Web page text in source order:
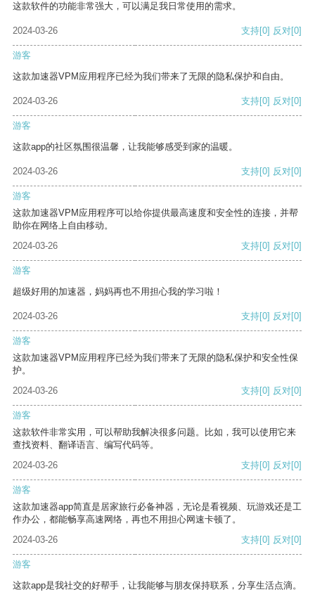
这款软件的功能非常强大，可以满足我日常使用的需求。
2024-03-26 支持[0] 反对[0]
游客
这款加速器VPM应用程序已经为我们带来了无限的隐私保护和自由。
2024-03-26 支持[0] 反对[0]
游客
这款app的社区氛围很温馨，让我能够感受到家的温暖。
2024-03-26 支持[0] 反对[0]
游客
这款加速器VPM应用程序可以给你提供最高速度和安全性的连接，并帮
助你在网络上自由移动。
2024-03-26
支持[0] 反对[0]
游客
超级好用的加速器，妈妈再也不用担心我的学习啦！
2024-03-26 支持[0] 反对[0]
游客
这款加速器VPM应用程序已经为我们带来了无限的隐私保护和安全性保
护。
2024-03-26
支持[0] 反对[0]
游客
这款软件非常实用，可以帮助我解决很多问题。比如，我可以使用它来
查找资料、翻译语言、编写代码等。
2024-03-26
支持[0] 反对[0]
游客
这款加速器app简直是居家旅行必备神器，无论是看视频、玩游戏还是工
作办公，都能畅享高速网络，再也不用担心网速卡顿了。
2024-03-26
支持[0] 反对[0]
游客
这款app是我社交的好帮手，让我能够与朋友保持联系，分享生活点滴。